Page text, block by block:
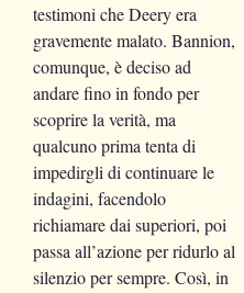
testimoni che Deery era
gravemente malato. Bannion,
comunque, è deciso ad
andare fino in fondo per
scoprire la verità, ma
qualcuno prima tenta di
impedirgli di continuare le
indagini, facendolo
richiamare dai superiori, poi
passa all’azione per ridurlo al
silenzio per sempre. Così, in